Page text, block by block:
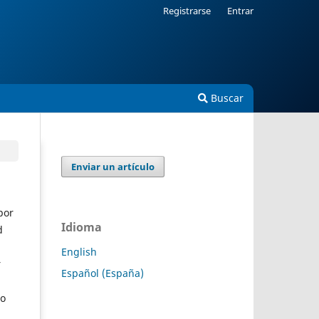
Buscar
Registrarse Entrar
Enviar un artículo
Idioma
English
Español (España)